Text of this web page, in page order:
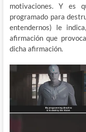
motivaciones. Y es
programado para
entendernos) le
afirmación que
dicha afirmación.